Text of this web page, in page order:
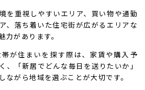
を重視しやすいエリア、買い物や通勤
、落ち着いた住宅街が広がるエリアな
力があります。
が住まいを探す際は、家賃や購入予
、「新居でどんな毎日を送りたいか」
ながら地域を選ぶことが大切です。